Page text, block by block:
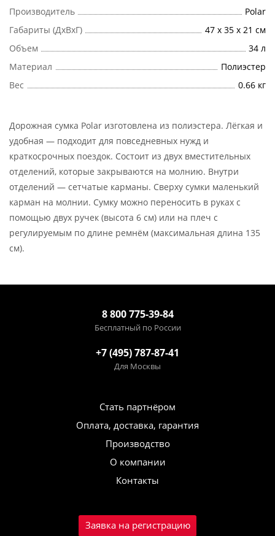
Производитель
Polar
Габариты (ДхВхГ)
47 х 35 х 21 см
Объем
34 л
Материал
Полиэстер
Вес
0.66 кг
Дорожная сумка Polar изготовлена из полиэстера. Лёгкая и
удобная — подходит для повседневных нужд и
краткосрочных поездок. Состоит из двух вместительных
отделений, которые закрываются на молнию. Внутри
отделений — сетчатые карманы. Сверху сумки маленький
карман на молнии. Сумку можно переносить в руках с
помощью двух ручек (высота 6 см) или на плеч с
регулируемым по длине ремнём (максимальная длина 135
см).
8 800 775-39-84
Бесплатный по России
+7 (495) 787-87-41
Для Москвы
Стать партнёром
Оплата, доставка, гарантия
Производство
О компании
Контакты
Заявка на регистрацию